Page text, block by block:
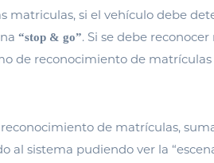
matriculas, si el vehículo debe
“stop & go”. Si se debe
de reconocimiento de
de matrículas,
al sistema pudiendo ver la